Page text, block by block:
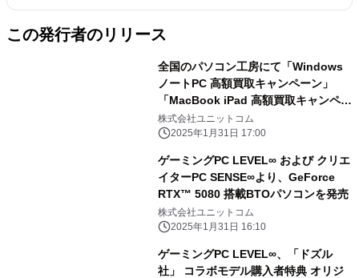
この発行者のリリース
全国のパソコン工房にて「Windows
ノートPC 高額買取キャンペーン」
「MacBook iPad 高額買取キャンペー
ン」を 2月1日から2月28日まで期間限
定で同時開催！ 対象商品の買取が最終
の日」開催日なら更に10％増額！
株式会社ユニットコム
2025年1月31日 17:00
ゲーミングPC LEVEL∞ および クリエ
イターPC SENSE∞より、GeForce
RTX™ 5080 搭載BTOパソコンを発売
株式会社ユニットコム
2025年1月31日 16:10
ゲーミングPC LEVEL∞、「ドズル
社」 コラボモデル購入者特典 オリジ